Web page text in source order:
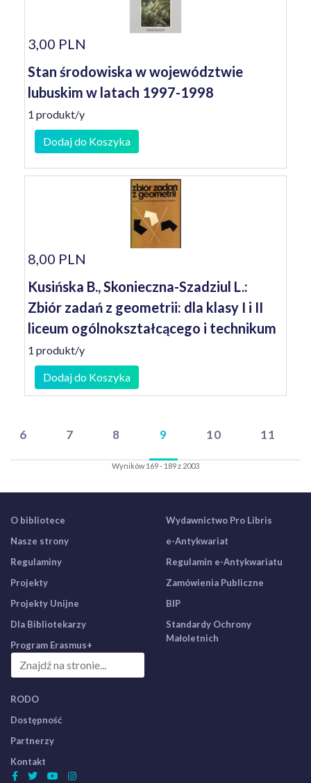
3,00 PLN
Stan środowiska w województwie
lubuskim w latach 1997-1998
1 produkt/y
Dodaj do Koszyka
8,00 PLN
Kusińska B., Skonieczna-Szadziul L.:
Zbiór zadań z geometrii: dla klasy I i II
liceum ogólnokształcącego i technikum
1 produkt/y
Dodaj do Koszyka
6 7 8 9 10 11
Wyników 169 - 189 z 2003
O bibliotece
Nasze strony
Regulaminy
Projekty
Projekty Unijne
Dla Bibliotekarzy
Program Erasmus+
Wydawnictwo Pro Libris
e-Antykwariat
Regulamin e-Antykwariatu
Zamówienia Publiczne
BIP
Standardy Ochrony
Małoletnich
RODO
Dostępność
Partnerzy
Kontakt